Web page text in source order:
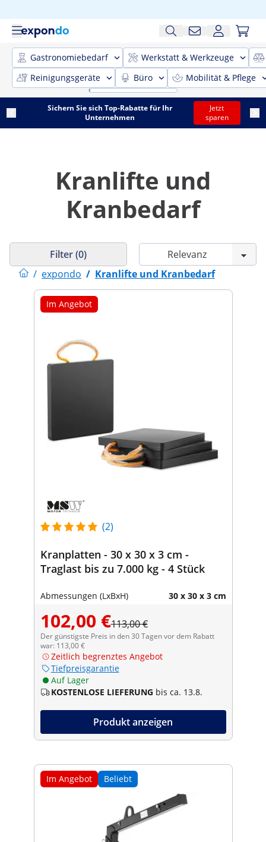
Gastronomiebedarf
Werkstatt & Werkzeuge
Reinigungsgeräte
Büro Mobilität & Pflege
Sichern Sie sich Top-Rabatte für Ihr
Unternehmen
Jetzt
sparen
Kranlifte und
Kranbedarf
/ expondo / Kranlifte und Kranbedarf
Filter (0)
Im Angebot
(2)
Kranplatten - 30 x 30 x 3 cm -
Traglast bis zu 7.000 kg - 4 Stück
Abmessungen (LxBxH) 30 x 30 x 3 cm
102,00 €113,00 €
Der günstigste Preis in den 30 Tagen vor dem Rabatt
war: 113,00 €
Zeitlich begrenztes Angebot
Tiefpreisgarantie
Auf Lager
KOSTENLOSE LIEFERUNG bis ca. 13.8.
Produkt anzeigen
Im Angebot Beliebt